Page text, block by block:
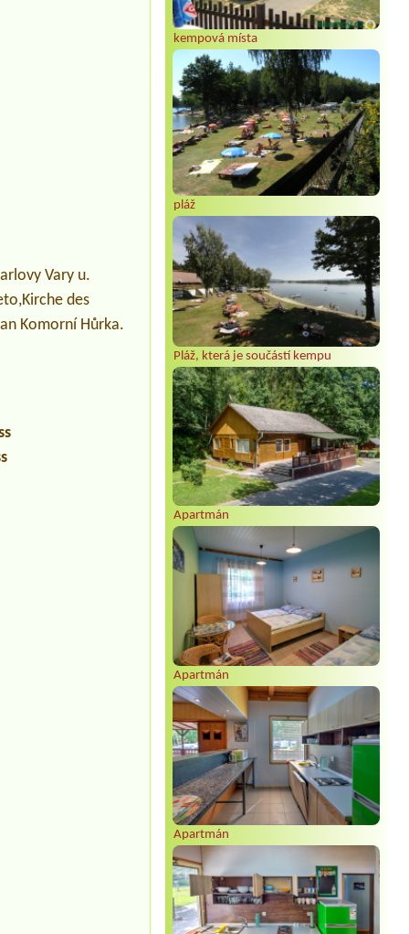
kempová místa
pláž
Pláž, která je součástí kempu
Apartmán
Apartmán
Apartmán
Vary u.
des
Komorní Hůrka.